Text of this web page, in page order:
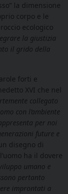
la dimensione
corpo e le
ecologico
la giustizia
il grido della
forti e
XVI che nel
collegato
con l’ambiente
per noi
future e
disegno di
ha il dovere
umano e
pertanto
improntati a